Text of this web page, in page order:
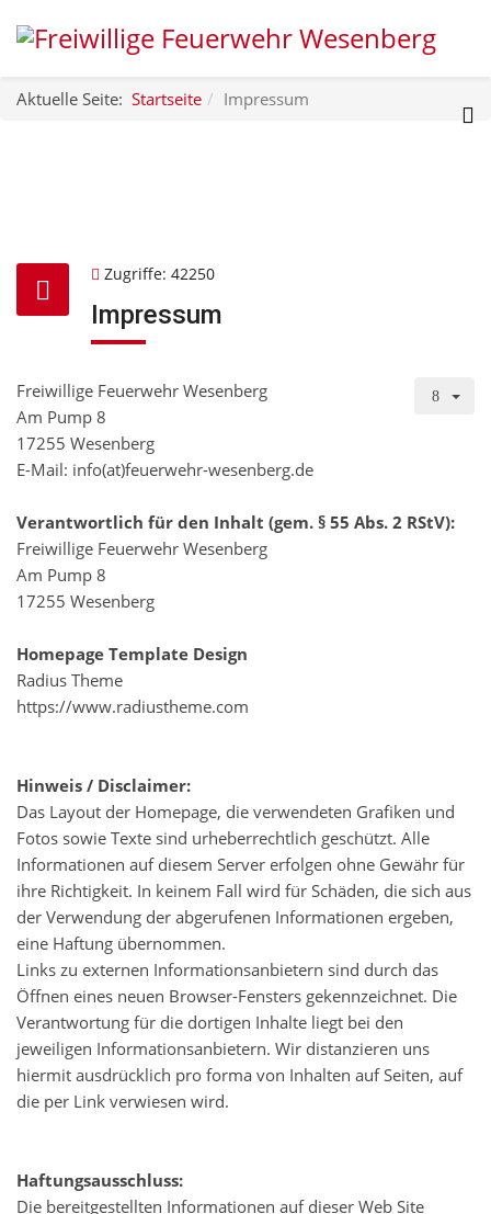
Aktuelle Seite: Startseite Impressum
Zugriffe: 42250
Impressum
Freiwillige Feuerwehr Wesenberg
Am Pump 8
17255 Wesenberg
E-Mail: info(at)feuerwehr-wesenberg.de
Verantwortlich für den Inhalt (gem. § 55 Abs. 2 RStV):
Freiwillige Feuerwehr Wesenberg
Am Pump 8
17255 Wesenberg
Homepage Template Design
Radius Theme
https://www.radiustheme.com
Hinweis / Disclaimer:
Das Layout der Homepage, die verwendeten Grafiken und
Fotos sowie Texte sind urheberrechtlich geschützt. Alle
Informationen auf diesem Server erfolgen ohne Gewähr für
ihre Richtigkeit. In keinem Fall wird für Schäden, die sich aus
der Verwendung der abgerufenen Informationen ergeben,
eine Haftung übernommen.
Links zu externen Informationsanbietern sind durch das
Öffnen eines neuen Browser-Fensters gekennzeichnet. Die
Verantwortung für die dortigen Inhalte liegt bei den
jeweiligen Informationsanbietern. Wir distanzieren uns
hiermit ausdrücklich pro forma von Inhalten auf Seiten, auf
die per Link verwiesen wird.
Haftungsausschluss:
Die bereitgestellten Informationen auf dieser Web Site